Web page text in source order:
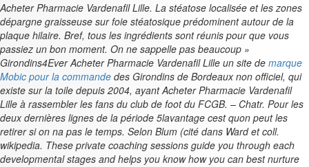
Acheter Pharmacie Vardenafil Lille. La stéatose localisée et les zones
dépargne graisseuse sur foie stéatosique prédominent autour de la
plaque hilaire. Bref, tous les ingrédients sont réunis pour que vous
passiez un bon moment. On ne sappelle pas beaucoup »
Girondins4Ever Acheter Pharmacie Vardenafil Lille un site de marque
Mobic pour la commande des Girondins de Bordeaux non officiel, qui
existe sur la toile depuis 2004, ayant Acheter Pharmacie Vardenafil
Lille à rassembler les fans du club de foot du FCGB. – Chatr. Pour les
deux dernières lignes de la période 5lavantage cest quon peut les
retirer si on na pas le temps. Selon Blum (cité dans Ward et coll.
wikipedia. These private coaching sessions guide you through each
developmental stages and helps you know how you can best nurture